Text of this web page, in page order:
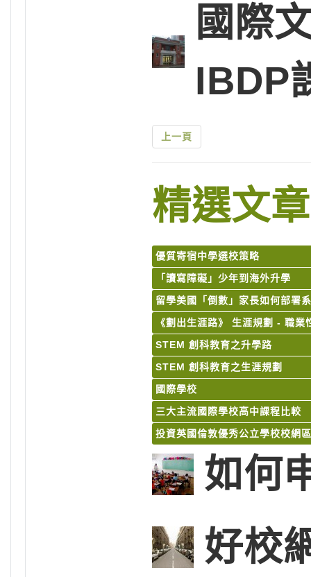
國際
IBDP
上一頁
精選文章
優質寄宿中學選校策略
「讀寫障礙」少年到海外升學
留學美國「倒數」家長如何部署
《劃出生涯路》 生涯規劃 - 職業
STEM 創科教育之升學路
STEM 創科教育之生涯規劃
國際學校
三大主流國際學校高中課程比較
投資英國倫敦優秀公立學校校網區
如何
好校